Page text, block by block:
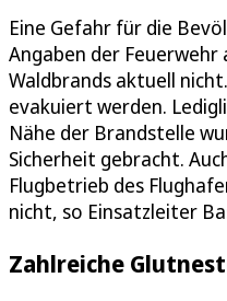
Eine Gefahr für die
Angaben der
Waldbrands aktuell
evakuiert werden.
Nähe der Brandstelle
Sicherheit gebracht.
Flugbetrieb des
nicht, so Einsatzleiter
Zahlreiche